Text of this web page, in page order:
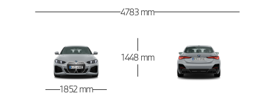
4 783 mm
1 852 mm
1 448 mm